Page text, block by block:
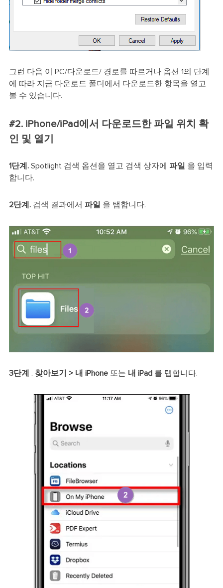
그런 다음 이 PC/다운로드/ 경로를 따르거나 옵션 1의 단계
에 따라 지금 다운로드 폴더에서 다운로드한 항목을 열고
볼 수 있습니다.
#2. iPhone/iPad에서 다운로드한 파일 위치 확
인 및 열기
1단계.Spotlight 검색 옵션을 열고 검색 상자에 파일 을 입력
합니다.
2단계.검색 결과에서 파일 을 탭합니다.
3단계 . 찾아보기 > 내 iPhone또는 내 iPad 를 탭합니다.